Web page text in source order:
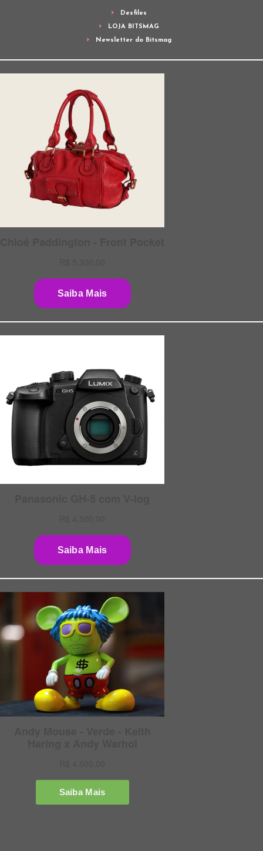
Desfiles
LOJA BITSMAG
Newsletter do Bitsmag